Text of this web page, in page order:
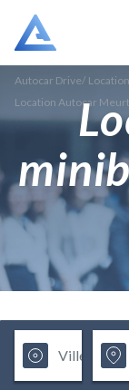
Autocar Drive/
Location Autocar